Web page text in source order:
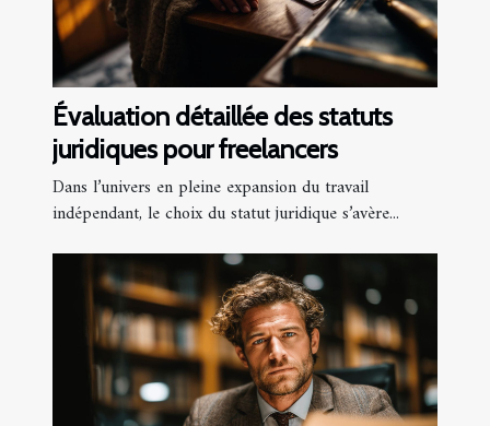
Évaluation détaillée des statuts
juridiques pour freelancers
Dans l’univers en pleine expansion du travail
indépendant, le choix du statut juridique s’avère...